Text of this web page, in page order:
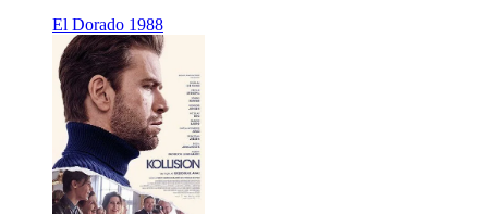
El Dorado 1988